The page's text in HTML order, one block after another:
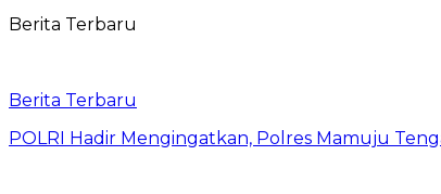
Berita Terbaru
Berita Terbaru
POLRI Hadir Mengingatkan, Polres Mamuju